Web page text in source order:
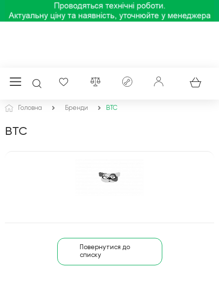
Головна Бренди BTC
BTC
Повернутися до
списку